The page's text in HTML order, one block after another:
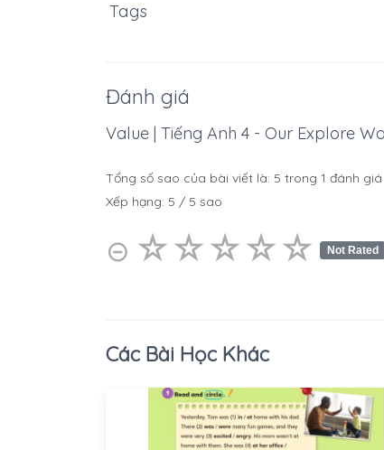
Tags
Đánh giá
Value | Tiếng Anh 4 - Our Explore
Tổng số sao của bài viết là: 5 trong 1 đánh giá
Xếp hạng: 5 / 5 sao
⊝ ☆☆☆☆☆
★★★★★ Not Rated
Các Bài Học Khác